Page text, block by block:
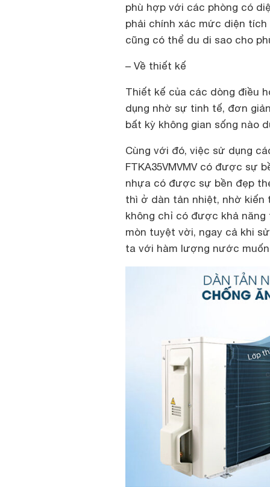
phù hợp với các phòng có
phải chính xác mức diện tích
cũng có thể du di sao cho
– Về thiết kế
Thiết kế của các dòng điều
dụng nhờ sự tinh tế, đơn
bất kỳ không gian sống nào
Cùng với đó, việc sử dụng
FTKA35VMVMV có được sự
nhựa có được sự bền đẹp
thì ở dàn tản nhiệt, nhờ kiến
không chỉ có được khả
mòn tuyệt vời, ngay cả khi
ta với hàm lượng nước